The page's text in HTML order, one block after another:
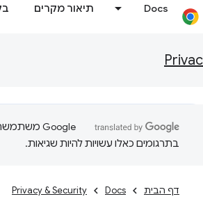
Docs תיאור מקרים
בתרגומים כאלו עשויות להיות שגיאות.
דף הבית Docs
Privacy & Security